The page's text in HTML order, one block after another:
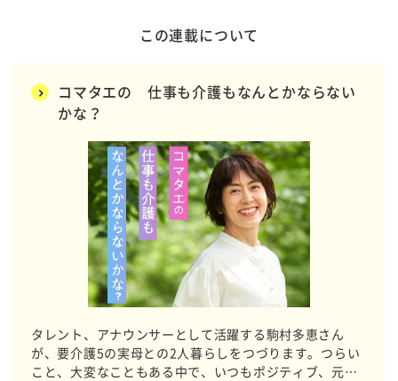
この連載について
コマタエの 仕事も介護もなんとかならない
かな？
タレント、アナウンサーとして活躍する駒村多恵さん
が、要介護5の実母との2人暮らしをつづります。つらい
こと、大変なこともある中で、いつもポジティブ、元気